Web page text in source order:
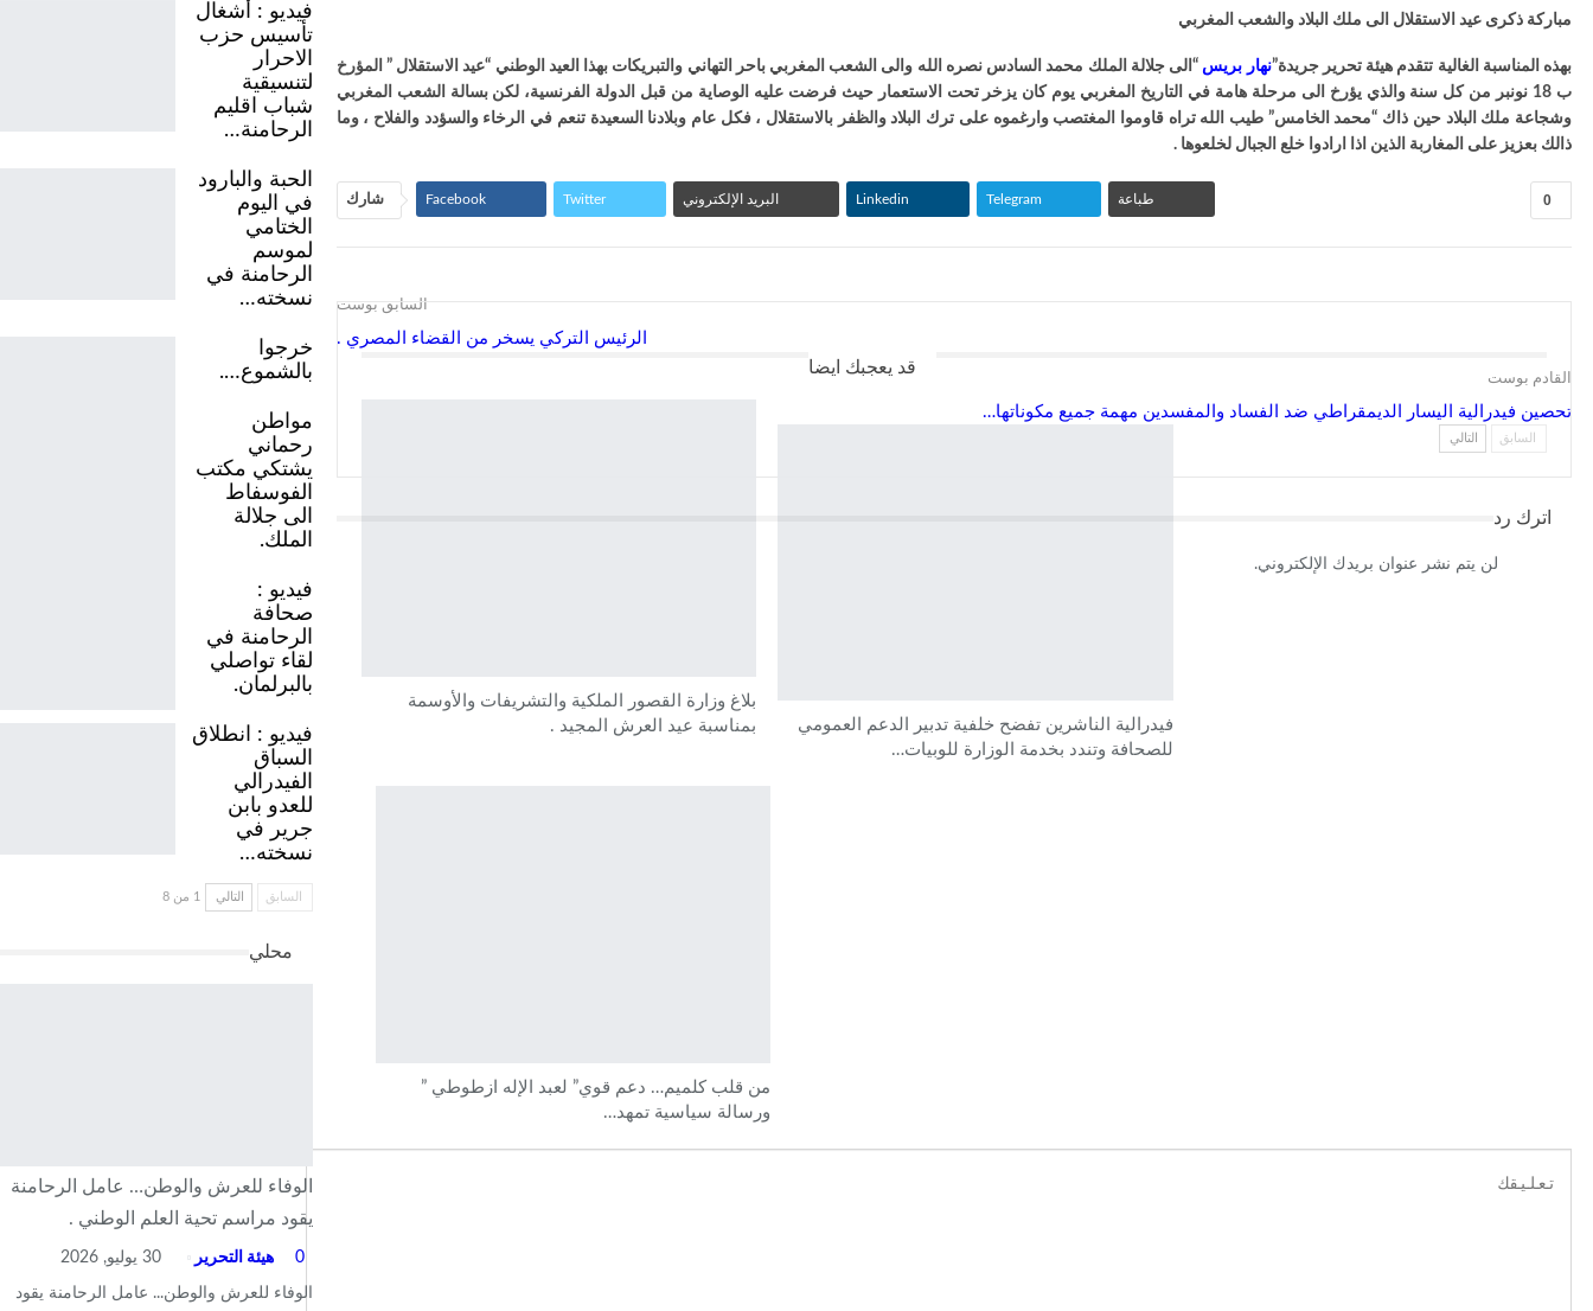
مباركة ذكرى عيد الاستقلال الى ملك البلاد والشعب المغربي
بهذه المناسبة الغالية تتقدم هيئة تحرير جريدة”نهار بريس “الى جلالة الملك محمد السادس نصره الله والى الشعب المغربي باحر التهاني والتبريكات بهذا العيد الوطني “عيد الاستقلال ” المؤرخ
ب 18 نونبر من كل سنة والذي يؤرخ الى مرحلة هامة في التاريخ المغربي يوم كان يزخر تحت الاستعمار حيث فرضت عليه الوصاية من قبل الدولة الفرنسية، لكن بسالة الشعب المغربي
وشجاعة ملك البلاد حين ذاك “محمد الخامس” طيب الله تراه قاوموا المغتصب وارغموه على ترك البلاد والظفر بالاستقلال ، فكل عام وبلادنا السعيدة تنعم في الرخاء والسؤدد والفلاح ، وما
ذالك بعزيز على المغاربة الذين اذا ارادوا خلع الجبال لخلعوها .
0 شارك Facebook Twitter البريد الإلكتروني Linkedin Telegram طباعة
السابق بوست
الرئيس التركي يسخر من القضاء المصري .
القادم بوست
تحصين فيدرالية اليسار الديمقراطي ضد الفساد والمفسدين مهمة جميع مكوناتها…
قد يعجبك ايضا
بلاغ وزارة القصور الملكية والتشريفات والأوسمة
بمناسبة عيد العرش المجيد .
فيدرالية الناشرين تفضح خلفية تدبير الدعم العمومي
للصحافة وتندد بخدمة الوزارة للوبيات…
من قلب كلميم… دعم قوي” لعبد الإله ازطوطي ”
ورسالة سياسية تمهد…
السابق التالي
اترك رد
لن يتم نشر عنوان بريدك الإلكتروني.
فيديو : أشغال
تأسيس حزب
الاحرار
لتنسيقية
شباب اقليم
الرحامنة…
الحبة والبارود
في اليوم
الختامي
لموسم
الرحامنة في
نسخته…
خرجوا
بالشموع….
مواطن
رحماني
يشتكي مكتب
الفوسفاط
الى جلالة
الملك.
فيديو :
صحافة
الرحامنة في
لقاء تواصلي
بالبرلمان.
فيديو : انطلاق
السباق
الفيدرالي
للعدو بابن
جرير في
نسخته…
السابق التالي 1 من 8
محلي
الوفاء للعرش والوطن… عامل الرحامنة
يقود مراسم تحية العلم الوطني .
هيئة التحرير 30 يوليو, 2026 0
الوفاء للعرش والوطن... عامل الرحامنة يقود